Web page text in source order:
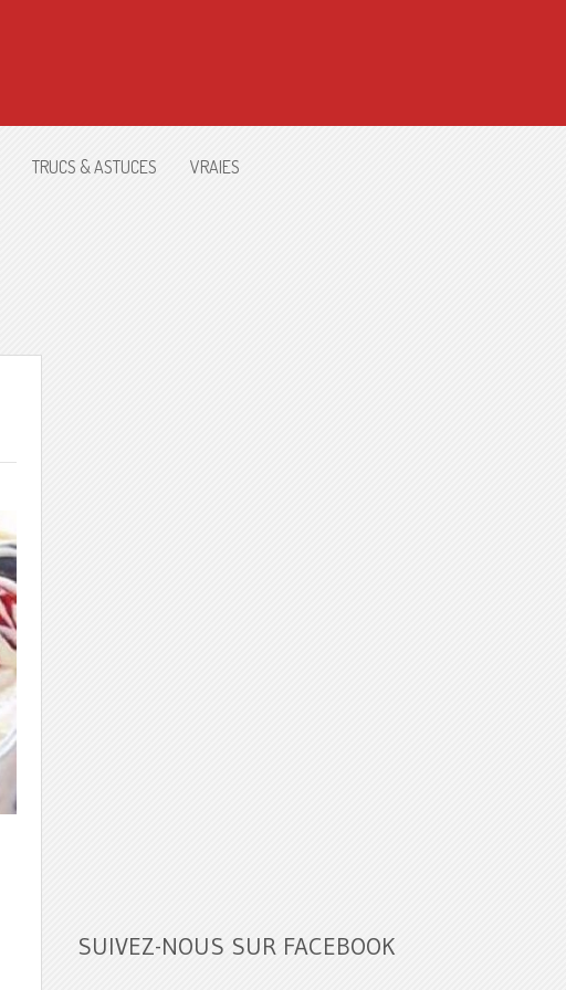
TRUCS & ASTUCES VRAIES
SUIVEZ-NOUS SUR FACEBOOK